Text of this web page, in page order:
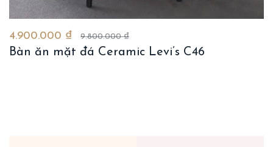
4.900.000 ₫ 9.800.000 ₫
Bàn ăn mặt đá Ceramic Levi’s C46